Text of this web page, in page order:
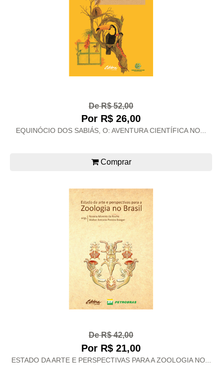
De R$ 52,00
Por R$ 26,00
EQUINÓCIO DOS SABIÁS, O: AVENTURA CIENTÍFICA NO...
Comprar
De R$ 42,00
Por R$ 21,00
ESTADO DA ARTE E PERSPECTIVAS PARA A ZOOLOGIA NO...